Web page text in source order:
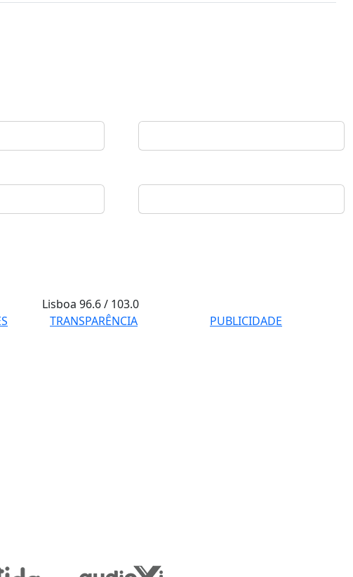
Lisboa96.6 / 103.0
TRANSPARÊNCIA
PUBLICIDADE